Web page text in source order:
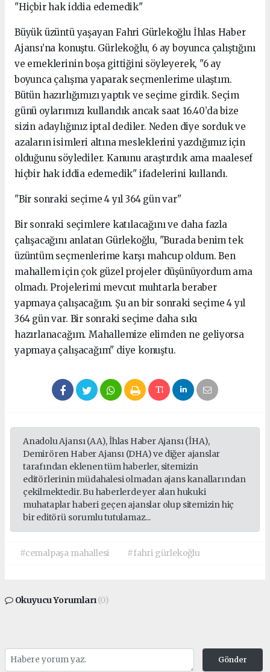
"Hiçbir hak iddia edemedik"
Büyük üzüntü yaşayan Fahri Gürlekoğlu İhlas Haber
Ajansı’na konuştu. Gürlekoğlu, 6 ay boyunca çalıştığını
ve emeklerinin boşa gittiğini söyleyerek, "6 ay
boyunca çalışma yaparak seçmenlerime ulaştım.
Bütün hazırlığımızı yaptık ve seçime girdik. Seçim
günü oylarımızı kullandık ancak saat 16.40’da bize
sizin adaylığınız iptal dediler. Neden diye sorduk ve
azaların isimleri altına mesleklerini yazdığımız için
olduğunu söylediler. Kanunu araştırdık ama maalesef
hiçbir hak iddia edemedik" ifadelerini kullandı.
"Bir sonraki seçime 4 yıl 364 gün var"
Bir sonraki seçimlere katılacağını ve daha fazla
çalışacağını anlatan Gürlekoğlu, "Burada benim tek
üzüntüm seçmenlerime karşı mahcup oldum. Ben
mahallem için çok güzel projeler düşünüyordum ama
olmadı. Projelerimi mevcut muhtarla beraber
yapmaya çalışacağım. Şu an bir sonraki seçime 4 yıl
364 gün var. Bir sonraki seçime daha sıkı
hazırlanacağım. Mahallemize elimden ne geliyorsa
yapmaya çalışacağım" diye konuştu.
Anadolu Ajansı (AA), İhlas Haber Ajansı (İHA),
Demirören Haber Ajansı (DHA) ve diğer ajanslar
tarafından eklenen tüm haberler, sitemizin
editörlerinin müdahalesi olmadan ajans kanallarından
çekilmektedir. Bu haberlerde yer alan hukuki
muhataplar haberi geçen ajanslar olup sitemizin hiç
bir editörü sorumlu tutulamaz...
#cemalpaşa mahallesi #fahri gürlekoğlu
Okuyucu Yorumları(0)
Gönder